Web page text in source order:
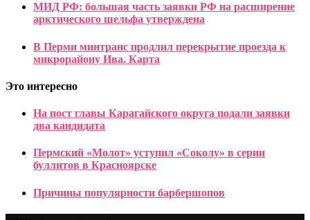
МИД РФ: большая часть заявки РФ на расширение
арктического шельфа утверждена
В Перми минтранс продлил перекрытие проезда к
микрорайону Ива. Карта
Это интересно
На пост главы Карагайского округа подали заявки
два кандидата
Пермский «Молот» уступил «Соколу» в серии
буллитов в Красноярске
Причины популярности барбершопов